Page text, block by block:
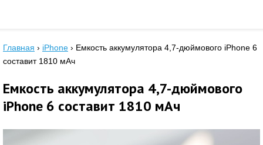
Главная › iPhone › Емкость аккумулятора 4,7-дюймового iPhone 6
составит 1810 мАч
Емкость аккумулятора 4,7-дюймового
iPhone 6 составит 1810 мАч